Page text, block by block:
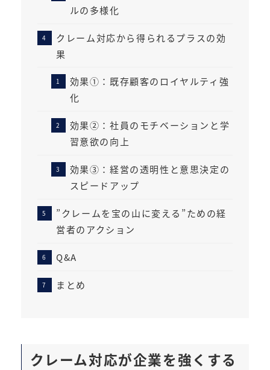
ルの多様化
クレーム対応から得られるプラスの効
果
効果①：既存顧客のロイヤルティ強
化
効果②：社員のモチベーションと学
習意欲の向上
効果③：経営の透明性と意思決定の
スピードアップ
”クレームを宝の山に変える”ための経
営者のアクション
Q&A
まとめ
クレーム対応が企業を強くする